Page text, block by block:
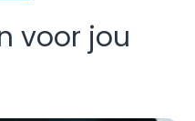
voor jou